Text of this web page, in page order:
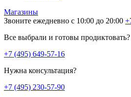
Магазины
Звоните ежедневно с 10:00 до 20:00
Все выбрали и готовы продиктовать?
+7 (495) 649-57-16
Нужна консультация?
+7 (495) 230-57-90